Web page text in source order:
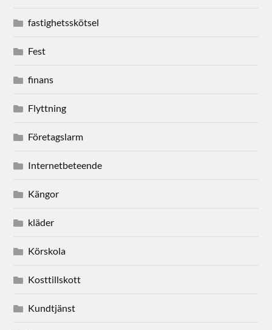
fastighetsskötsel
Fest
finans
Flyttning
Företagslarm
Internetbeteende
Kängor
kläder
Körskola
Kosttillskott
Kundtjänst